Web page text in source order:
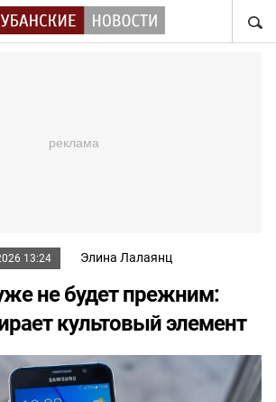
13:24 Элина Лалаянц
не будет прежним:
культовый элемент